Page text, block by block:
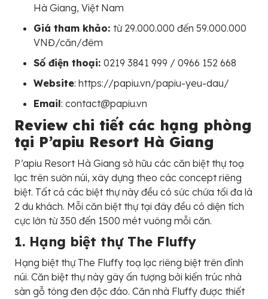
Hà Giang, Việt Nam
Giá tham khảo: từ 29.000.000 đến 59.000.000
VNĐ/căn/đêm
Số điện thoại: 0219 3841 999 / 0966 152 668
Website: https://papiu.vn/papiu-yeu-dau/
Email: contact@papiu.vn
Review chi tiết các hạng phòng
tại P’apiu Resort Hà Giang
P’apiu Resort Hà Giang sở hữu các căn biệt thự toạ
lạc trên sườn núi, xây dựng theo các concept riêng
biệt. Tất cả các biệt thự này đều có sức chứa tối đa là
2 du khách. Mỗi căn biệt thự tại đây đều có diện tích
cực lớn từ 350 đến 1500 mét vuông mỗi căn.
1. Hạng biệt thự The Fluffy
Hạng biệt thự The Fluffy toạ lạc riêng biệt trên đỉnh
núi. Căn biệt thự này gây ấn tượng bởi kiến trúc nhà
sàn gỗ tông đen độc đáo. Căn nhà Fluffy được thiết